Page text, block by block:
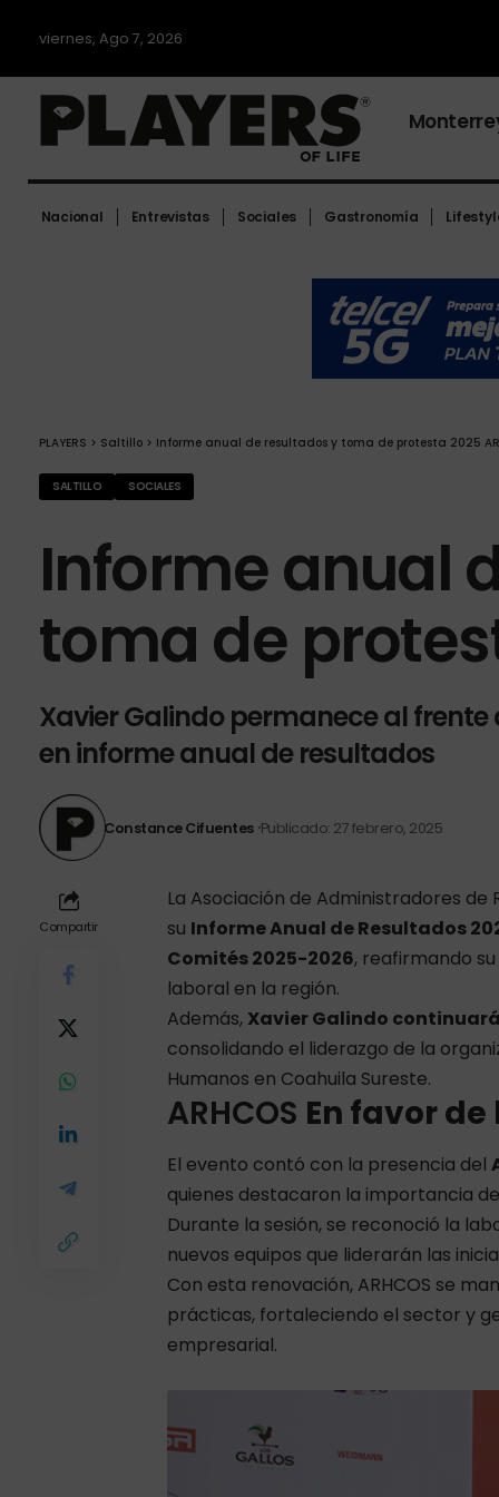
viernes, Ago 7, 2026
Nacional Entrevistas Sociales Gastronomía
PLAYERS > Saltillo > Informe anual de resultados y toma de protesta 2025
SALTILLO SOCIALES
Informe anual
toma de
Xavier Galindo permanece al frente
en informe anual de resultados
Constance Cifuentes Publicado: 27 febrero, 2025
Compartir
La Asociación de Administradores de
su Informe Anual de Resultados
Comités 2025-2026, reafirmando
laboral en la región.
Además, Xavier Galindo
consolidando el liderazgo de la
Humanos en Coahuila Sureste.
ARHCOS En favor
El evento contó con la presencia del
quienes destacaron la importancia
Durante la sesión, se reconoció la
nuevos equipos que liderarán las
Con esta renovación, ARHCOS se
prácticas, fortaleciendo el sector y
empresarial.